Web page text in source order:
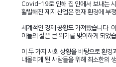
Covid-19로 인해 집 안에서 보내는 시
활발해진 제지 산업은 현재 환경에 부
세계적인 경제 공황도 가져왔습니다.
이들의 삶은 큰 위기를 맞이하게 되었
이 두 가지 사회 상황을 바탕으로 환경
내몰리게 된 사람들을 위해 최소한의